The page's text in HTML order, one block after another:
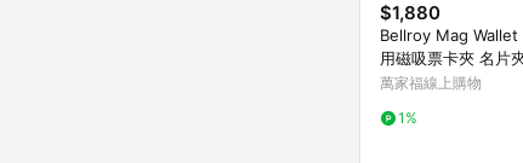
$1,880
Bellroy Mag
用磁吸票卡夾 名片
MagSafe -復古橘棕
萬家福線上購物
1%